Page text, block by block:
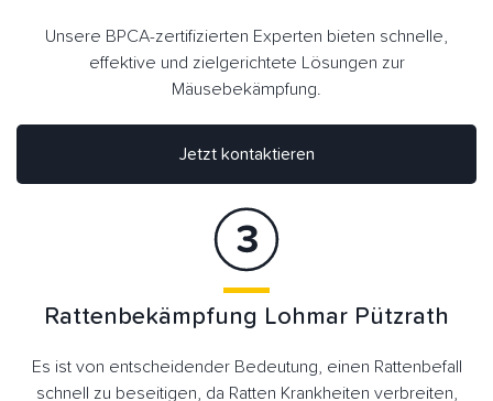
Jetzt kontaktieren
Unsere BPCA-zertifizierten Experten bieten schnelle,
effektive und zielgerichtete Lösungen zur
Mäusebekämpfung.
Rattenbekämpfung Lohmar Pützrath
Es ist von entscheidender Bedeutung, einen Rattenbefall
schnell zu beseitigen, da Ratten Krankheiten verbreiten,